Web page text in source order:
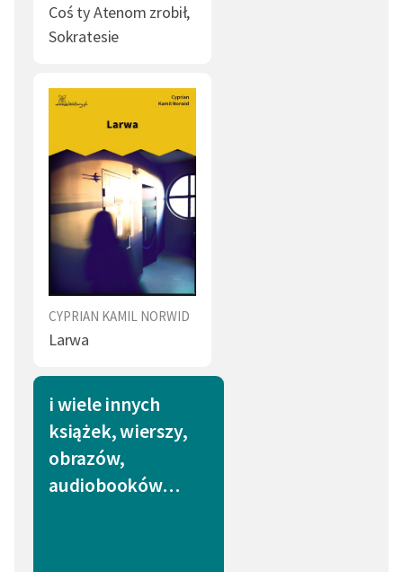
Coś ty Atenom zrobił,
Sokratesie
CYPRIAN KAMIL NORWID
Larwa
i wiele innych
książek, wierszy,
obrazów,
audiobooków…